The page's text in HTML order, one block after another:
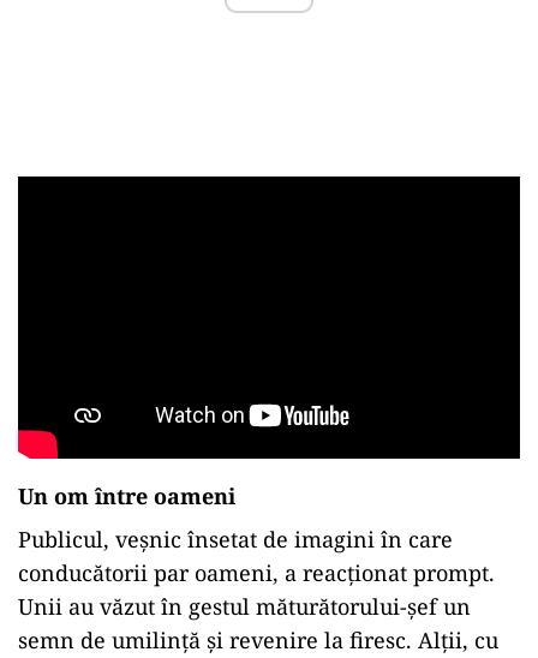
Un om între oameni
Publicul, veșnic însetat de imagini în care
conducătorii par oameni, a reacționat prompt.
Unii au văzut în gestul măturătorului-șef un
semn de umilință și revenire la firesc. Alții, cu